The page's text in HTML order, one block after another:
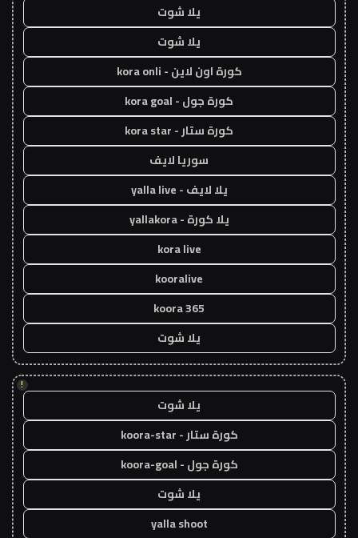
يلا شوت
يلا شوت
كورة اون لاين - kora onli
كورة جول - kora goal
كورة ستار - kora star
سوريا لايف
يلا لايف - yalla live
يلا كورة - yallakora
kora live
kooralive
koora 365
يلا شوت
!
يلا شوت
كورة ستار - koora-star
كورة جول - koora-goal
يلا شوت
yalla shoot